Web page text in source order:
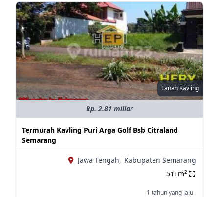
Tanah Kavling
Rp. 2.81 miliar
Termurah Kavling Puri Arga Golf Bsb Citraland
Semarang
Jawa Tengah, Kabupaten Semarang
511m2
1 tahun yang lalu